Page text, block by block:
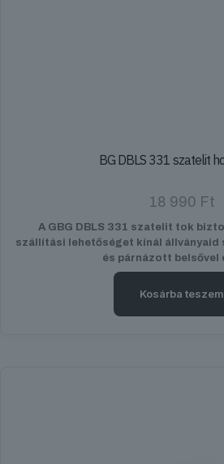
BG DBLS 331 szatelit
18 990 Ft
A GBG DBLS 331 szatelit tok
szállítási lehetőséget kínál állványaid
és párnázott belsővel
Kosárba teszem